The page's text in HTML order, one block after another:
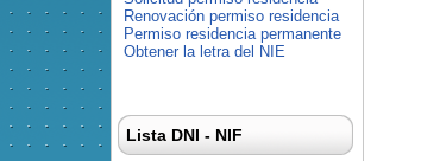
Renovación permiso residencia
Permiso residencia permanente
Obtener la letra del NIE
Lista DNI - NIF